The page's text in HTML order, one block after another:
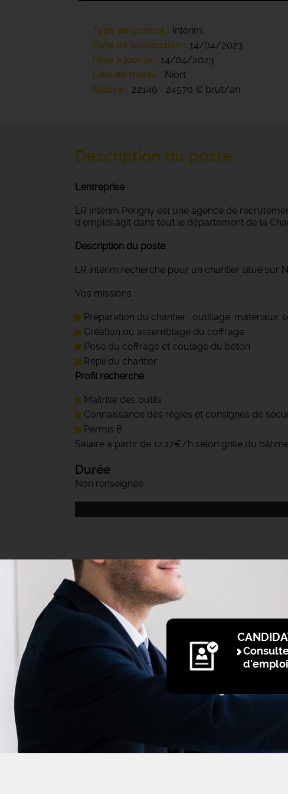
Type de contrat
Intérim
Date de publication
14/04/2023
Mise à jour le
14/04/2023
Lieu de travail
Niort
Salaire
22149 - 24570 € brut/an
Description du poste
L'entreprise
LR Intérim Périgny est une agence de
d'emploi agit dans tout le département de la
Description du poste
LR intérim recherche pour un chantier situé sur
Vos missions :
Préparation du chantier : outillage, matériaux,
Création ou assemblage du coffrage
Pose du coffrage et coulage du béton
Repli du chantier
Profil recherché
Maîtrise des outils
Connaissance des règles et consignes de
Permis B
Salaire à partir de 12,17€/h selon grille du
Durée
Non renseignée
d'emploi